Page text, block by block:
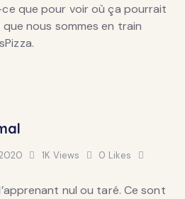
que pour voir où ça pourrait
que nous sommes en train
1K Views 0 Likes
nul ou taré. Ce sont